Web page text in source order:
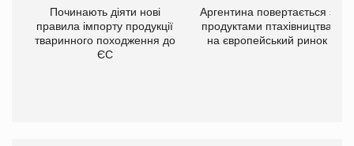
Починають діяти нові
правила імпорту продукції
тваринного походження до
ЄС
Аргентина повертається з
продуктами птахівництва
на європейський ринок